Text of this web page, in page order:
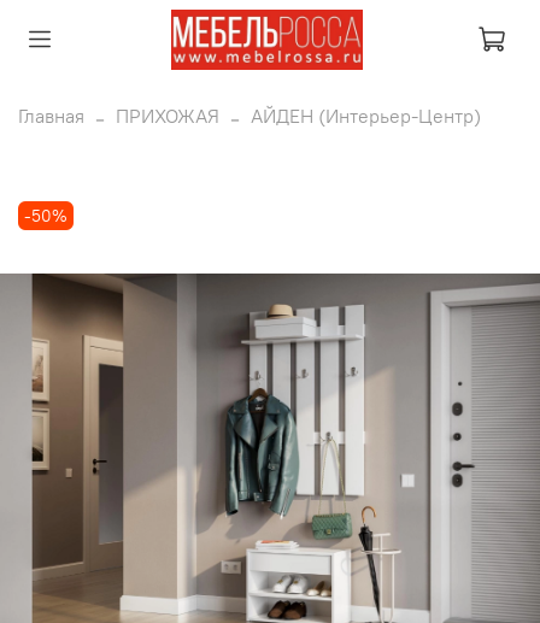
Главная ПРИХОЖАЯ АЙДЕН (Интерьер-Центр)
-50%